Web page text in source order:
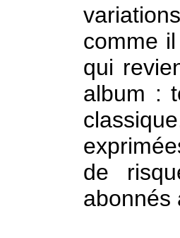
comme
qui
album :
de
abonnés